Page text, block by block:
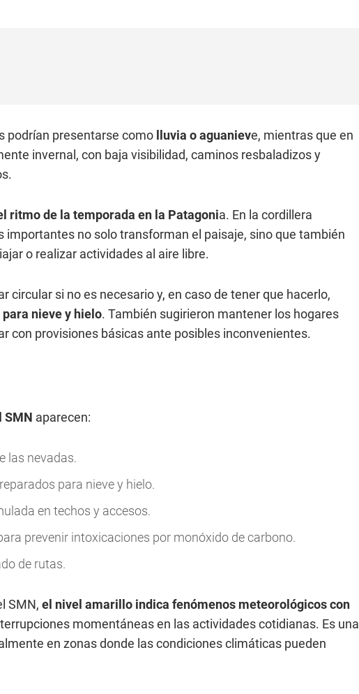
podrían presentarse como lluvia o aguanieve, mientras que en
invernal, con baja visibilidad, caminos resbaladizos y
ritmo de la temporada en la Patagonia. En la cordillera
no solo transforman el paisaje, sino que también
o realizar actividades al aire libre.
circular si no es necesario y, en caso de tener que hacerlo,
nieve y hielo. También sugirieron mantener los hogares
con provisiones básicas ante posibles inconvenientes.
SMN aparecen:
las nevadas.
para nieve y hielo.
en techos y accesos.
prevenir intoxicaciones por monóxido de carbono.
de rutas.
SMN, el nivel amarillo indica fenómenos meteorológicos con
momentáneas en las actividades cotidianas. Es una
en zonas donde las condiciones climáticas pueden